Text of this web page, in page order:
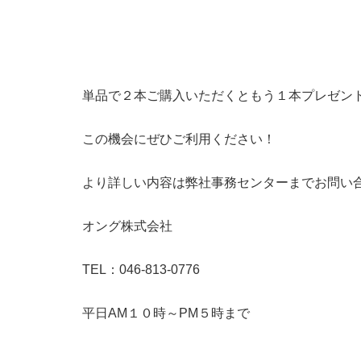
単品で２本ご購入いただくともう１本プレゼン
この機会にぜひご利用ください！
より詳しい内容は弊社事務センターまでお問い
オング株式会社
TEL：046-813-0776
平日AM１０時～PM５時まで